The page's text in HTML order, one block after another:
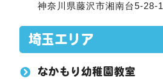
神奈川県藤沢市湘南台5-28-1
埼玉エリア
なかもり幼稚園教室